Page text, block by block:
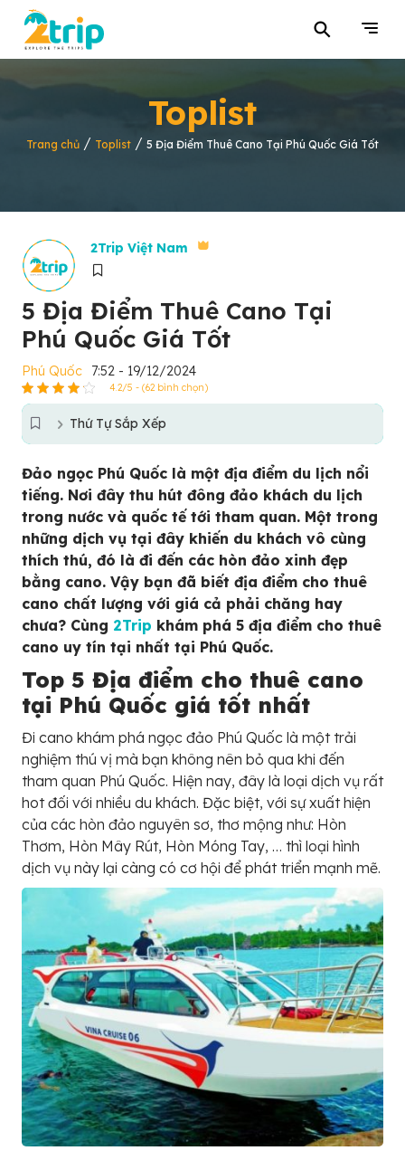
⚲
Toplist
Trang chủ / Toplist / 5 Địa Điểm Thuê Cano Tại Phú Quốc Giá Tốt
2Trip Việt Nam
5 Địa Điểm Thuê Cano Tại
Phú Quốc Giá Tốt
Phú Quốc 7:52 - 19/12/2024
4.2/5 - (62 bình chọn)
Thứ Tự Sắp Xếp
Đảo ngọc Phú Quốc là một địa điểm du lịch nổi
tiếng. Nơi đây thu hút đông đảo khách du lịch
trong nước và quốc tế tới tham quan. Một trong
những dịch vụ tại đây khiến du khách vô cùng
thích thú, đó là đi đến các hòn đảo xinh đẹp
bằng cano. Vậy bạn đã biết địa điểm cho thuê
cano chất lượng với giá cả phải chăng hay
chưa? Cùng 2Trip khám phá 5 địa điểm cho thuê
cano uy tín tại nhất tại Phú Quốc.
Top 5 Địa điểm cho thuê cano
tại Phú Quốc giá tốt nhất
Đi cano khám phá ngọc đảo Phú Quốc là một trải
nghiệm thú vị mà bạn không nên bỏ qua khi đến
tham quan Phú Quốc. Hiện nay, đây là loại dịch vụ rất
hot đối với nhiều du khách. Đặc biệt, với sự xuất hiện
của các hòn đảo nguyên sơ, thơ mộng như: Hòn
Thơm, Hòn Mây Rút, Hòn Móng Tay, … thì loại hình
dịch vụ này lại càng có cơ hội để phát triển mạnh mẽ.